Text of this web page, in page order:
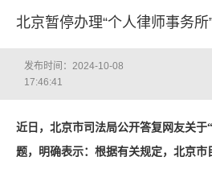
北京暂停办理“个人律师事务所
发布时间：2024-10-08
17:46:41
近日，北京市司法局公开答复网友关于
题， 明确表示：根据有关规定， 北京市